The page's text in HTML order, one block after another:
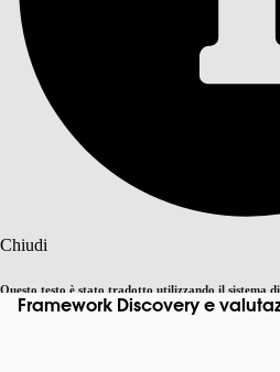
Chiudi
Questo testo è stato tradotto utilizzando il sistema
Ulteriori dettagli sono disponibiliqui. Passa
Framework Discovery e